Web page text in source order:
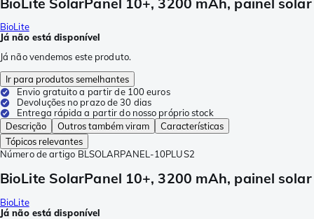
BioLite
Já não está disponível
Já não vendemos este produto.
Ir para produtos semelhantes
Envio gratuito a partir de 100 euros
Devoluções no prazo de 30 dias
Entrega rápida a partir do nosso próprio stock
Descrição
Outros também viram
Características
Tópicos relevantes
Número de artigo BLSOLARPANEL-10PLUS2
BioLite SolarPanel 10+, 3200 mAh, painel solar
BioLite
Já não está disponível